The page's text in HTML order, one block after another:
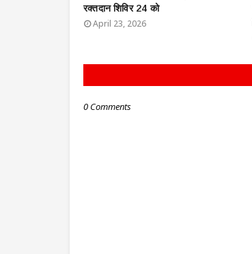
रक्तदान शिविर 24 को
April 23, 2026
0 Comments